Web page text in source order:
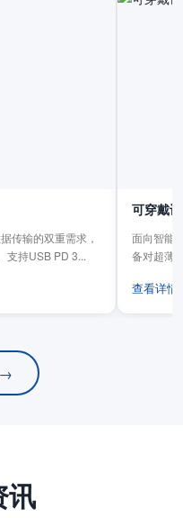
传输的双重需求，
支持USB PD 3...
可穿戴
面向智能
备对超薄
查看详
→
讯